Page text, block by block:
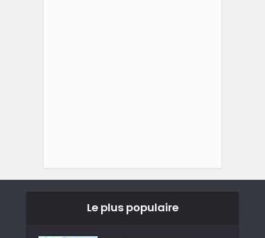
Le plus populaire